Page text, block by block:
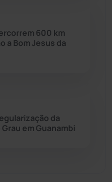
(1530)
600 km
a Bom Jesus da
da
em Guanambi